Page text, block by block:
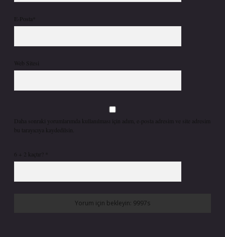
E-Posta*
Web Sitesi
Daha sonraki yorumlarımda kullanılması için adım, e-posta adresim ve site adresim
bu tarayıcıya kaydedilsin.
6 + 2 kaçtır?